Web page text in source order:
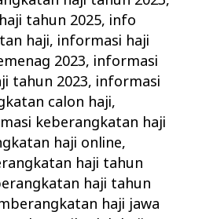
tahun 2025, info
haji, informasi haji
2023, informasi
tahun 2023, informasi
calon haji,
keberangkatan haji
haji online,
haji tahun
haji tahun
haji jawa